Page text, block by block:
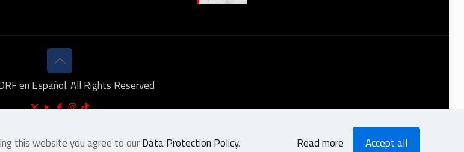
en Español. All Rights Reserved
this website you agree to ourData Protection Policy. Read more Accept all